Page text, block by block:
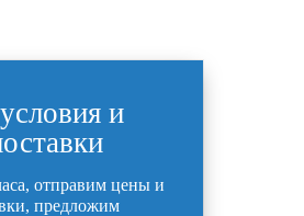
и
отправим цены и
предложим